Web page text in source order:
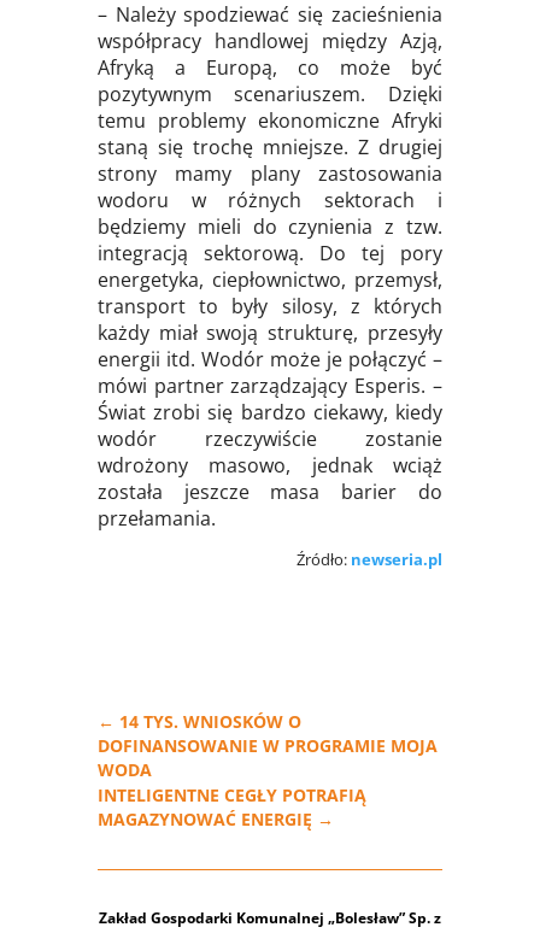
– Należy spodziewać się zacieśnienia
współpracy handlowej między Azją,
Afryką a Europą, co może być
pozytywnym scenariuszem. Dzięki
temu problemy ekonomiczne Afryki
staną się trochę mniejsze. Z drugiej
strony mamy plany zastosowania
wodoru w różnych sektorach i
będziemy mieli do czynienia z tzw.
integracją sektorową. Do tej pory
energetyka, ciepłownictwo, przemysł,
transport to były silosy, z których
każdy miał swoją strukturę, przesyły
energii itd. Wodór może je połączyć –
mówi partner zarządzający Esperis. –
Świat zrobi się bardzo ciekawy, kiedy
wodór rzeczywiście zostanie
wdrożony masowo, jednak wciąż
została jeszcze masa barier do
przełamania.
Źródło: newseria.pl
← 14 TYS. WNIOSKÓW O
DOFINANSOWANIE W PROGRAMIE MOJA
WODA
INTELIGENTNE CEGŁY POTRAFIĄ
MAGAZYNOWAĆ ENERGIĘ →
Zakład Gospodarki Komunalnej „Bolesław” Sp. z